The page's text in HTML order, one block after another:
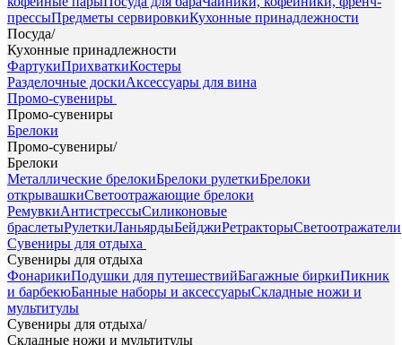
прессыПредметы сервировкиКухонные принадлежности
Посуда/
Кухонные принадлежности
ФартукиПрихваткиКостеры
Разделочные доскиАксессуары для вина
Промо-сувениры
Промо-сувениры
Брелоки
Промо-сувениры/
Брелоки
Металлические брелокиБрелоки рулеткиБрелоки
открывашкиСветоотражающие брелоки
РемувкиАнтистрессыСиликоновые
браслетыРулеткиЛаньярдыБейджиРетракторыСветоотражатели
Сувениры для отдыха
Сувениры для отдыха
ФонарикиПодушки для путешествийБагажные биркиПикник
и барбекюБанные наборы и аксессуарыСкладные ножи и
мультитулы
Сувениры для отдыха/
Складные ножи и мультитулы